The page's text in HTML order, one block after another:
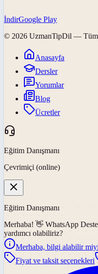
İndirGoogle Play
© 2026 UzmanTipDil — Tüm
Anasayfa
Dersler
Yorumlar
Blog
Ücretler
Eğitim Danışmanı
Çevrimiçi (online)
Eğitim Danışmanı
Merhaba! 👋 WhatsApp
yardımcı olabiliriz?
Merhaba, bilgi alabilir
Fiyat ve taksit seçenekleri